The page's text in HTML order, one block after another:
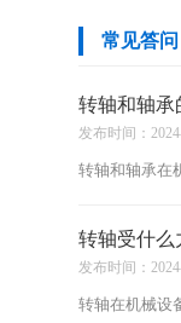
式服务官网 团队
工厂环境
转轴定制
常见答问
转轴和轴承
发布时间：
转轴和轴承在
转轴受什么
发布时间：
转轴在机械设